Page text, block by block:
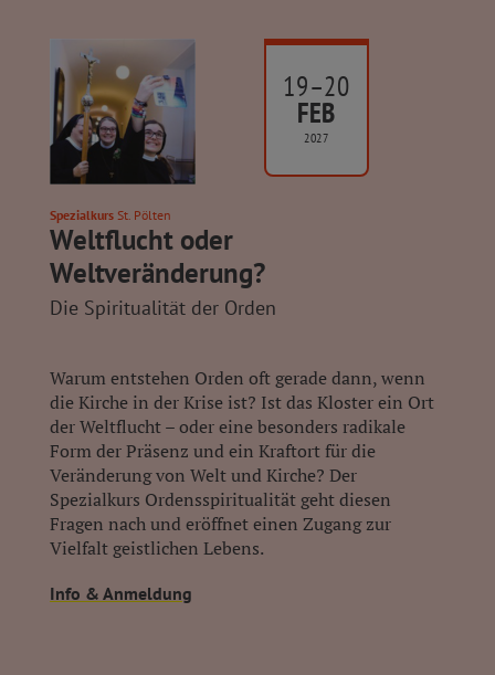
19–20
FEB
2027
Spezialkurs St. Pölten
Weltflucht oder
Weltveränderung?
Die Spiritualität der Orden
Warum entstehen Orden oft gerade dann, wenn
die Kirche in der Krise ist? Ist das Kloster ein Ort
der Weltflucht – oder eine besonders radikale
Form der Präsenz und ein Kraftort für die
Veränderung von Welt und Kirche? Der
Spezialkurs Ordensspiritualität geht diesen
Fragen nach und eröffnet einen Zugang zur
Vielfalt geistlichen Lebens.
Info & Anmeldung